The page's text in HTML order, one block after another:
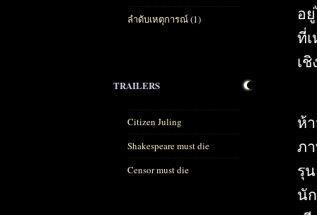
ลำดับเหตุการณ์(1)
TRAILERS
Citizen Juling
Shakespeare must die
Censor must die
อ
ที่
เชิ
ห้
ภ
รุ
นั